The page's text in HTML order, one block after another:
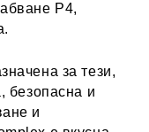
P4,
за тези,
безопасна и
и